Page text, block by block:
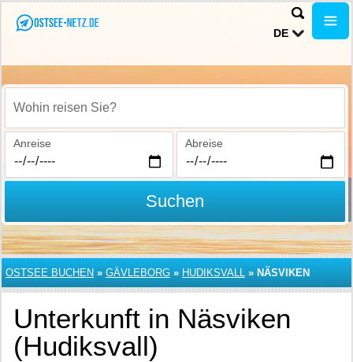
DE
Wohin reisen Sie?
Anreise Abreise
Suchen
OSTSEE BUCHEN » GÄVLEBORG » HUDIKSVALL » NÄSVIKEN
Unterkunft in Näsviken
(Hudiksvall)